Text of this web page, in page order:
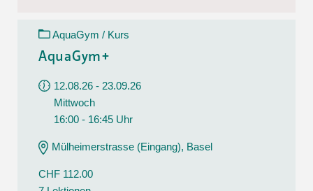
AquaGym / Kurs
AquaGym+
12.08.26 - 23.09.26
Mittwoch
16:00 - 16:45 Uhr
Mülheimerstrasse (Eingang), Basel
CHF 112.00